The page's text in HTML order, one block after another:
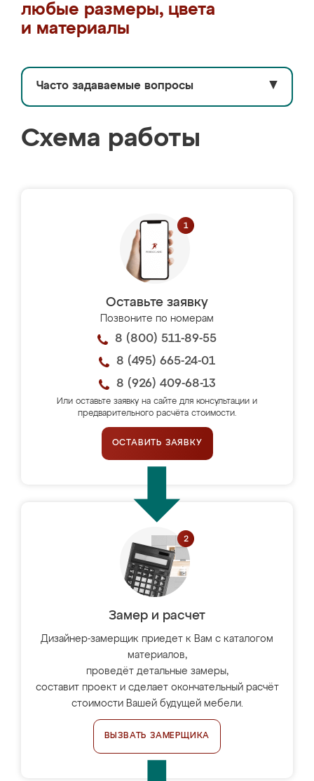
любые размеры, цвета
и материалы
Часто задаваемые вопросы ▼
Схема работы
Оставьте заявку
Позвоните по номерам
8 (800) 511-89-55
8 (495) 665-24-01
8 (926) 409-68-13
Или оставьте заявку на сайте для консультации и
предварительного расчёта стоимости.
ОСТАВИТЬ ЗАЯВКУ
Замер и расчет
Дизайнер-замерщик приедет к Вам с каталогом
материалов,
проведёт детальные замеры,
составит проект и сделает окончательный расчёт
стоимости Вашей будущей мебели.
ВЫЗВАТЬ ЗАМЕРЩИКА